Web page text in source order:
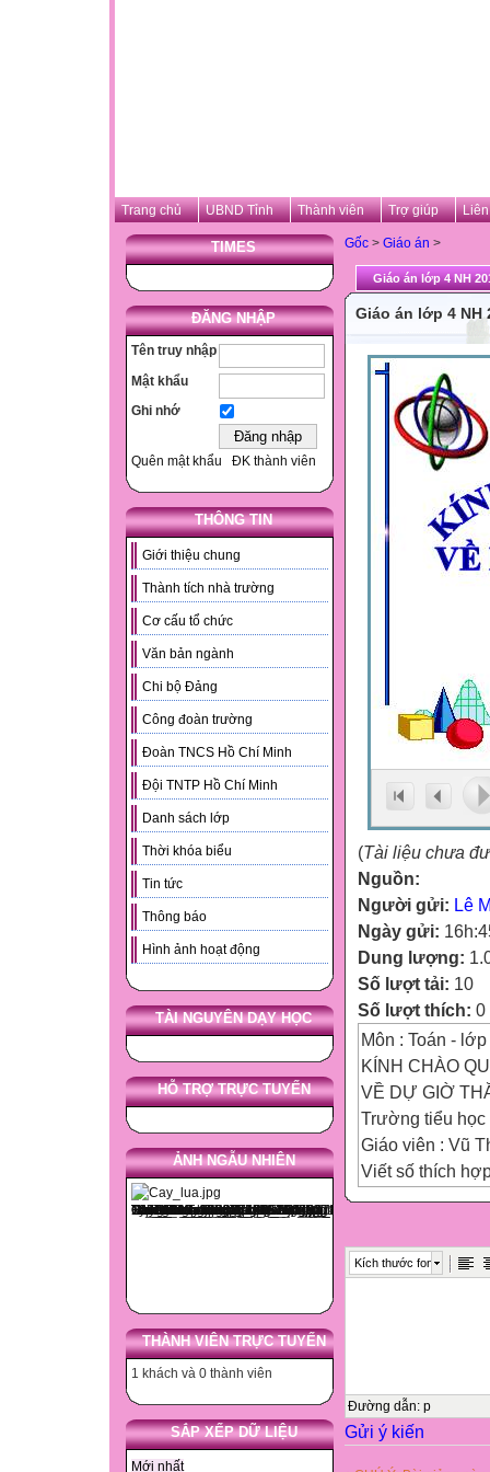
Trang chủ UBND Tỉnh Thành viên Trợ giúp
TIMES
ĐĂNG NHẬP
Tên truy nhập
Mật khẩu
Ghi nhớ
Quên mật khẩu ĐK thành viên
THÔNG TIN
Giới thiệu chung
Thành tích nhà trường
Cơ cấu tổ chức
Văn bản ngành
Chi bộ Đảng
Công đoàn trường
Đoàn TNCS Hồ Chí Minh
Đội TNTP Hồ Chí Minh
Danh sách lớp
Thời khóa biểu
Tin tức
Thông báo
Hình ảnh hoạt động
TÀI NGUYÊN DẠY HỌC
HỖ TRỢ TRỰC TUYẾN
ẢNH NGẪU NHIÊN
THÀNH VIÊN TRỰC TUYẾN
1 khách và 0 thành viên
SẮP XẾP DỮ LIỆU
Mới nhất
Gốc > Giáo án >
Giáo án lớp 4 NH
Giáo án lớp 4 NH
(Tài liệu chưa
Nguồn:
Người gửi: Lê
Ngày gửi:
Dung lượng:
Số lượt tải: 10
Số lượt thích: 0
Môn : Toán - lớp
KÍNH CHÀO
VỀ DỰ GIỜ
Trường tiểu học
Giáo viên : Vũ
Viết số thích
KIỂM TRA BÀI
…
…
cm2
dm2
Kích thước font
Đường dẫn: p
Gửi ý kiến